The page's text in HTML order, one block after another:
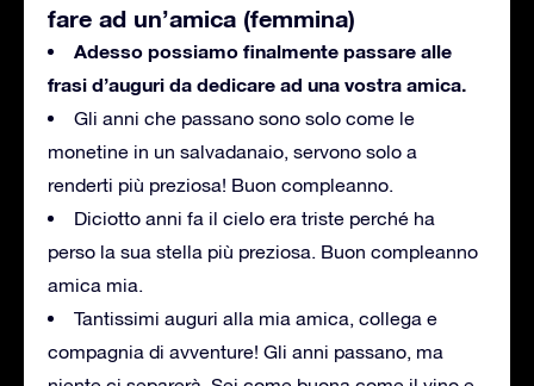
fare ad un’amica (femmina)
Adesso possiamo finalmente passare alle
frasi d’auguri da dedicare ad una vostra amica.
Gli anni che passano sono solo come le
monetine in un salvadanaio, servono solo a
renderti più preziosa! Buon compleanno.
Diciotto anni fa il cielo era triste perché ha
perso la sua stella più preziosa. Buon compleanno
amica mia.
Tantissimi auguri alla mia amica, collega e
compagnia di avventure! Gli anni passano, ma